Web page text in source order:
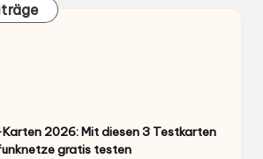
2026: Mit diesen 3 Testkarten
gratis testen